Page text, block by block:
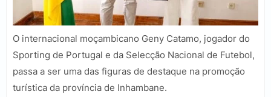
O internacional moçambicano Geny Catamo, jogador do
Sporting de Portugal e da Selecção Nacional de Futebol,
passa a ser uma das figuras de destaque na promoção
turística da província de Inhambane.